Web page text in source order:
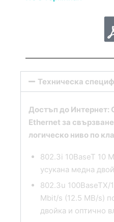
Техническа
Достъп до Интернет:
Ethernet за
логическо ниво по
802.3i 10BaseT 10
усукана медна
802.3u 100BaseTX/
Mbit/s (12.5 MB/s)
двойка и оптично